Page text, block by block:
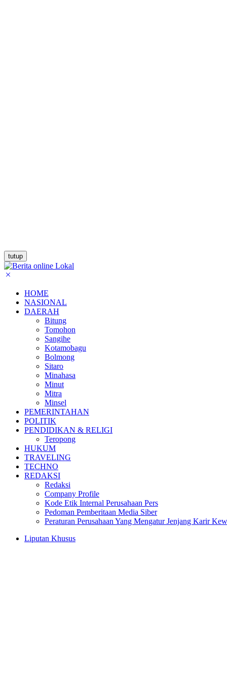
tutup
HOME
NASIONAL
DAERAH
Bitung
Tomohon
Sangihe
Kotamobagu
Bolmong
Sitaro
Minahasa
Minut
Mitra
Minsel
PEMERINTAHAN
POLITIK
PENDIDIKAN & RELIGI
Teropong
HUKUM
TRAVELING
TECHNO
REDAKSI
Redaksi
Company Profile
Kode Etik Internal Perusahaan Pers
Pedoman Pemberitaan Media Siber
Peraturan Perusahaan Yang Mengatur Jenjang Karir
Liputan Khusus